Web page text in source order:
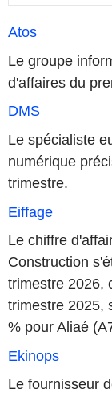
Atos
Le groupe
d'affaires du
DMS
Le spécialiste
numérique
trimestre.
Eiffage
Le chiffre
Construction
trimestre 2026,
trimestre 2025,
% pour Aliaé
Ekinops
Le fournisseur